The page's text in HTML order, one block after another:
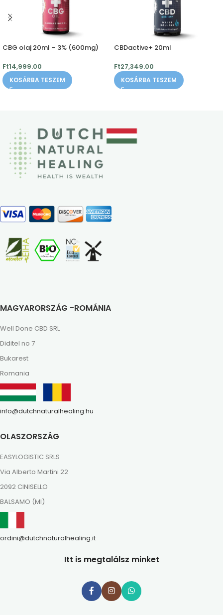
CBG olaj 20ml – 3% (600mg)
Ft14,999.00
KOSÁRBA TESZEM
CBDactive+ 20ml
Ft27,349.00
KOSÁRBA TESZEM
MAGYARORSZÁG -ROMÁNIA
Well Done CBD SRL
Diditel no 7
Bukarest
Romania
info@dutchnaturalhealing.hu
OLASZORSZÁG
EASYLOGISTIC SRLS
Via Alberto Martini 22
2092 CINISELLO
BALSAMO (MI)
ordini@dutchnaturalhealing.it
Itt is megtalálsz minket